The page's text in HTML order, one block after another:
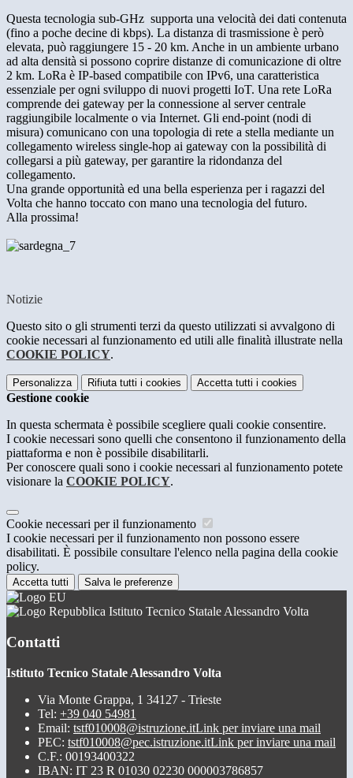
Questa tecnologia sub-GHz supporta una velocità dei dati contenuta
(fino a poche decine di kbps). La distanza di trasmissione è però
elevata, può raggiungere 15 - 20 km. Anche in un ambiente urbano
ad alta densità si possono coprire distanze di comunicazione di oltre
2 km. LoRa è IP-based compatibile con IPv6, una caratteristica
essenziale per ogni sviluppo di nuovi progetti IoT. Una rete LoRa
comprende dei gateway per la connessione al server centrale
raggiungibile localmente o via Internet. Gli end-point (nodi di
misura) comunicano con una topologia di rete a stella mediante un
collegamento wireless single-hop ai gateway con la possibilità di
collegarsi a più gateway, per garantire la ridondanza del
collegamento.
Una grande opportunità ed una bella esperienza per i ragazzi del
Volta che hanno toccato con mano una tecnologia del futuro.
Alla prossima!
Notizie
Questo sito o gli strumenti terzi da questo utilizzati si avvalgono di
cookie necessari al funzionamento ed utili alle finalità illustrate nella
COOKIE POLICY.
Personalizza Rifiuta tutti i cookies Accetta tutti i cookies
Gestione cookie
In questa schermata è possibile scegliere quali cookie consentire.
I cookie necessari sono quelli che consentono il funzionamento della
piattaforma e non è possibile disabilitarli.
Per conoscere quali sono i cookie necessari al funzionamento potete
visionare la COOKIE POLICY.
Cookie necessari per il funzionamento
I cookie necessari per il funzionamento non possono essere
disabilitati. È possibile consultare l'elenco nella pagina della cookie
policy.
Accetta tutti Salva le preferenze
Istituto Tecnico Statale Alessandro Volta
Contatti
Istituto Tecnico Statale Alessandro Volta
Via Monte Grappa, 1 34127 - Trieste
Tel: +39 040 54981
Email: tstf010008@istruzione.itLink per inviare una mail
PEC: tstf010008@pec.istruzione.itLink per inviare una mail
C.F.: 00193400322
IBAN: IT 23 R 01030 02230 000003786857